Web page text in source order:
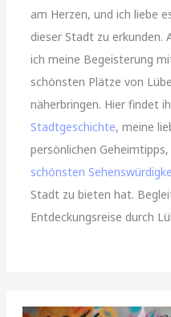
am Herzen, und ich liebe
dieser Stadt zu erkunden.
ich meine Begeisterung
schönsten Plätze von
näherbringen. Hier findet
Stadtgeschichte, meine
persönlichen
schönsten
Stadt zu bieten hat.
Entdeckungsreise durch